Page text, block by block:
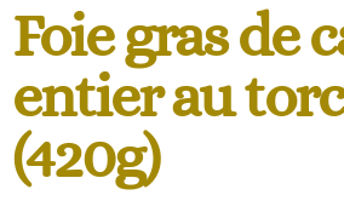
Foie gras de
entier au
(420g)